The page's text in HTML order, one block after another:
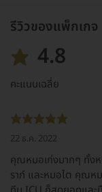
รีวิวของแพ็กเกจ
4.8
คะแนนเฉลี่ย
22 ธ.ค. 2022
คุณหมอเก่งมากๆ ทั้
ราภ์ และหมอไต คุณห